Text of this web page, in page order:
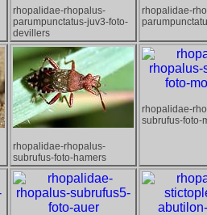
rhopalidae-rhopalus-
parumpunctatus-juv3-foto-
devillers
rhopalidae-
rhopalidae-rhopalus-
subrufus-foto-hamers
rhopalidae-
subrufus-foto-